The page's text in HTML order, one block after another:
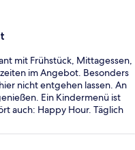
mit Frühstück, Mittagessen,
im Angebot. Besonders
nicht entgehen lassen. An
Ein Kindermenü ist
auch: Happy Hour. Täglich